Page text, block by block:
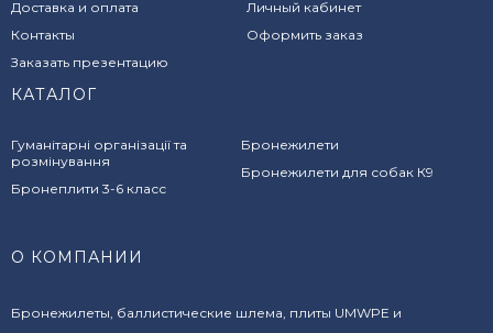
Доставка и оплата
Контакты
Заказать презентацию
Личный кабинет
Оформить заказ
КАТАЛОГ
Гуманітарні організації та
розмінування
Бронеплити 3-6 класс
Бронежилети
Бронежилети для собак К9
О КОМПАНИИ
Бронежилеты, баллистические шлема, плиты UMWPE и